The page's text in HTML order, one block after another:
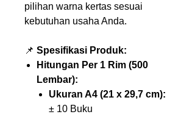
pilihan warna kertas sesuai
kebutuhan usaha Anda.
📌 Spesifikasi Produk:
Hitungan Per 1 Rim (500
Lembar):
Ukuran A4 (21 x 29,7 cm):
± 10 Buku